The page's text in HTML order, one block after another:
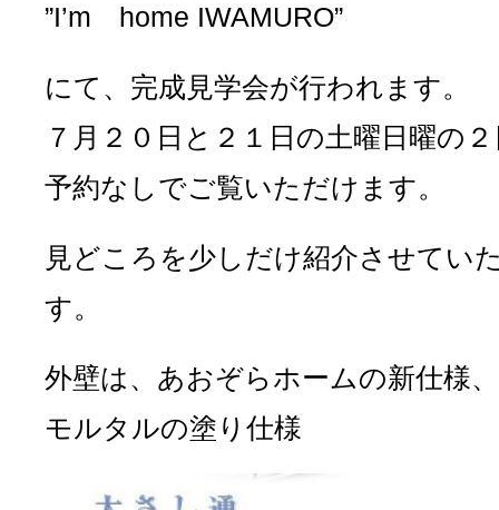
”I’m home IWAMURO”
にて、完成見学会が行われます。
７月２０日と２１日の土曜日曜の
予約なしでご覧いただけます。
見どころを少しだけ紹介させてい
す。
外壁は、あおぞらホームの新仕様、
モルタルの塗り仕様